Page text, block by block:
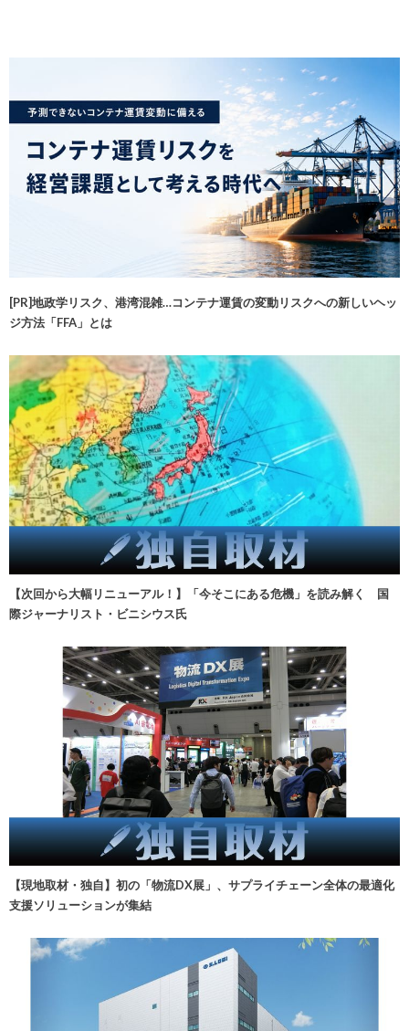
[PR]地政学リスク、港湾混雑…コンテナ運賃の変動リスクへの新しいヘッ
ジ方法「FFA」とは
【次回から大幅リニューアル！】「今そこにある危機」を読み解く 国
際ジャーナリスト・ビニシウス氏
【現地取材・独自】初の「物流DX展」、サプライチェーン全体の最適化
支援ソリューションが集結